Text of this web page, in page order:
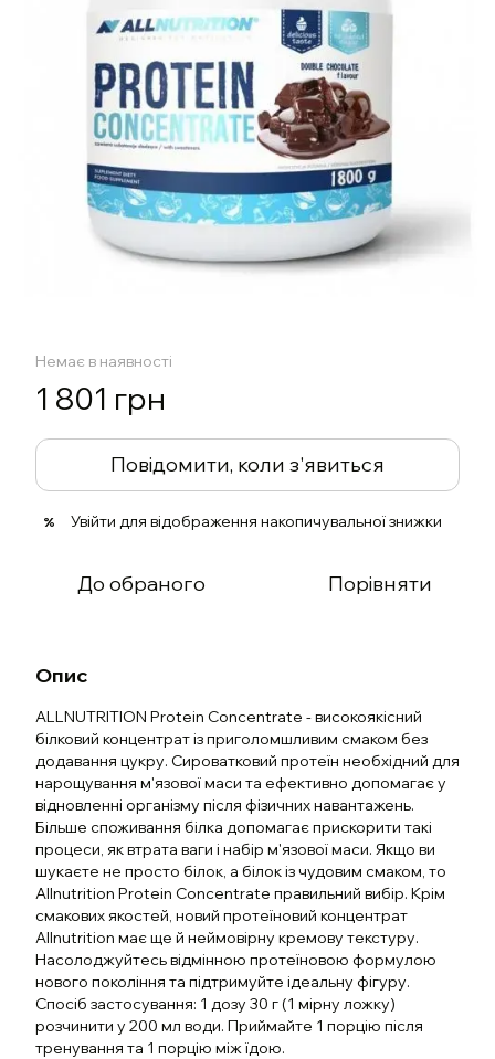
Немає в наявності
1 801 грн
Повідомити, коли з'явиться
% Увійти для відображення накопичувальної знижки
До обраного Порівняти
Опис
ALLNUTRITION Protein Concentrate - високоякісний
білковий концентрат із приголомшливим смаком без
додавання цукру. Сироватковий протеїн необхідний для
нарощування м'язової маси та ефективно допомагає у
відновленні організму після фізичних навантажень.
Більше споживання білка допомагає прискорити такі
процеси, як втрата ваги і набір м'язової маси. Якщо ви
шукаєте не просто білок, а білок із чудовим смаком, то
Allnutrition Protein Concentrate правильний вибір. Крім
смакових якостей, новий протеїновий концентрат
Allnutrition має ще й неймовірну кремову текстуру.
Насолоджуйтесь відмінною протеїновою формулою
нового покоління та підтримуйте ідеальну фігуру.
Спосіб застосування: 1 дозу 30 г (1 мірну ложку)
розчинити у 200 мл води. Приймайте 1 порцію після
тренування та 1 порцію між їдою.